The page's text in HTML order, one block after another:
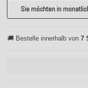
Sie möchten in
🚚 Bestelle innerhalb von 7